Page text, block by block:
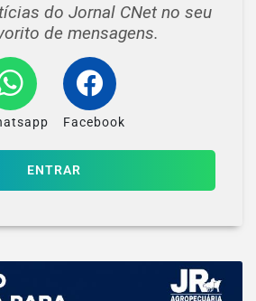
do Jornal CNet no seu
de mensagens.
Facebook
ENTRAR